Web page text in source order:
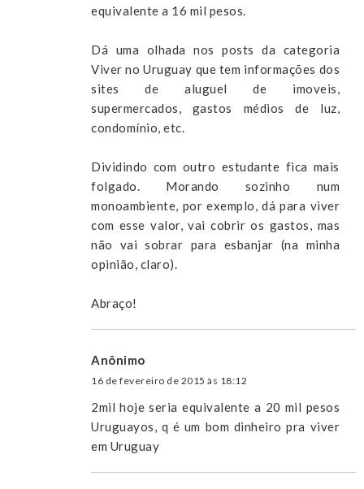
equivalente a 16 mil pesos.
Dá uma olhada nos posts da categoria
Viver no Uruguay que tem informações dos
sites de aluguel de imoveis,
supermercados, gastos médios de luz,
condomínio, etc.
Dividindo com outro estudante fica mais
folgado. Morando sozinho num
monoambiente, por exemplo, dá para viver
com esse valor, vai cobrir os gastos, mas
não vai sobrar para esbanjar (na minha
opinião, claro).
Abraço!
Anônimo
16 de fevereiro de 2015 às 18:12
2mil hoje seria equivalente a 20 mil pesos
Uruguayos, q é um bom dinheiro pra viver
em Uruguay